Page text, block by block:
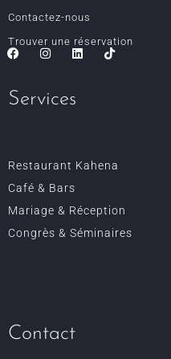
Contactez-nous
Trouver une réservation
Services
Restaurant Kahena
Café & Bars
Mariage & Réception
Congrès & Séminaires
Contact